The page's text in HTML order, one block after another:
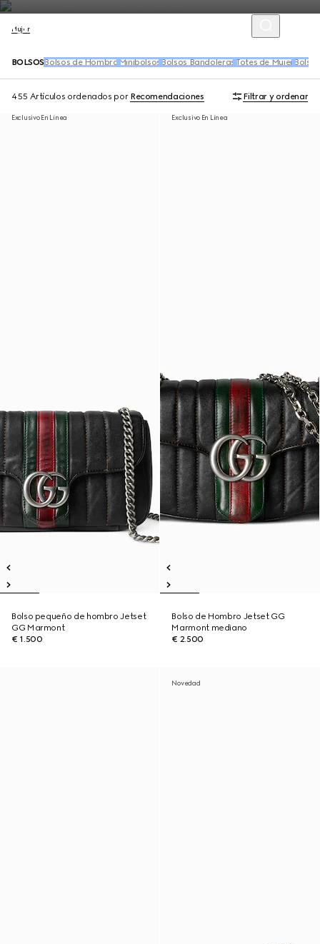
Mujer
BOLSOS Bolsos de Hombro Minibolsos Bolsos Bandoleras Totes de Mujer
455 Artículos ordenados por Recomendaciones Filtrar y ordenar
Exclusivo En Línea
Bolso pequeño de hombro Jetset
GG Marmont
€ 1.500
Exclusivo En Línea
Bolso de Hombro Jetset GG
Marmont mediano
€ 2.500
Novedad